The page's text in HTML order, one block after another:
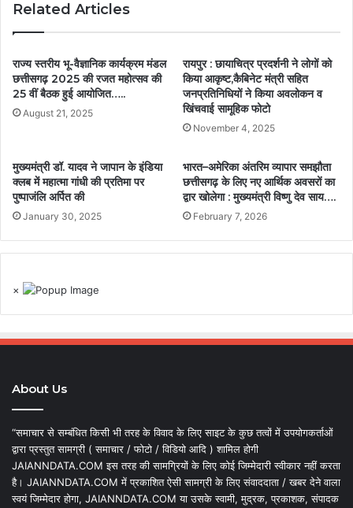
Related Articles
राज्य स्तरीय भू-वैज्ञानिक कार्यक्रम मंडल
छत्तीसगढ़ 2025 की रजत महोत्सव की
25 वीं बैठक हुई आयोजित…..
August 21, 2025
रायपुर : छायाचित्र प्रदर्शनी ने लोगों को
किया आकृष्ट,कैबिनेट मंत्री सहित
जनप्रतिनिधियों ने किया अवलोकन व
खिंचवाई सामूहिक फोटो
November 4, 2025
मुख्यमंत्री डॉ. यादव ने जापान के इंडिया
क्लब में महात्मा गांधी की प्रतिमा पर
पुष्पाजंलि अर्पित की
January 30, 2025
भारत–अमेरिका अंतरिम व्यापार समझौता
छत्तीसगढ़ के लिए नए आर्थिक अवसरों का
द्वार खोलेगा : मुख्यमंत्री विष्णु देव साय….
February 7, 2026
×
About Us
“समाचार से सम्बंधित किसी भी तरह के विवाद के लिए साइट के कुछ तत्वों में उपयोगकर्ताओं
द्वारा प्रस्तुत सामग्री ( समाचार / फोटो / विडियो आदि ) शामिल होगी
JAIANNDATA.COM इस तरह की सामग्रियों के लिए कोई जिम्मेदारी स्वीकार नहीं करता
है। JAIANNDATA.COM में प्रकाशित ऐसी सामग्री के लिए संवाददाता / खबर देने वाला
स्वयं जिम्मेदार होगा, JAIANNDATA.COM या उसके स्वामी, मुद्रक, प्रकाशक, संपादक